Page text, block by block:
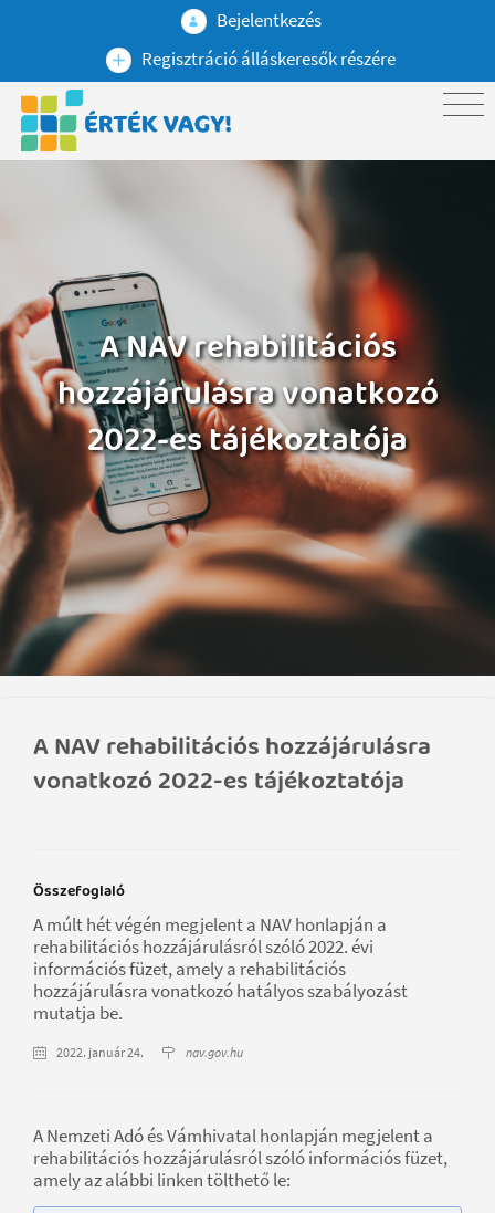
Bejelentkezés
Regisztráció álláskeresők részére
A NAV rehabilitációs
hozzájárulásra vonatkozó
2022-es tájékoztatója
A NAV rehabilitációs hozzájárulásra
vonatkozó 2022-es tájékoztatója
Összefoglaló
A múlt hét végén megjelent a NAV honlapján a
rehabilitációs hozzájárulásról szóló 2022. évi
információs füzet, amely a rehabilitációs
hozzájárulásra vonatkozó hatályos szabályozást
mutatja be.
2022. január 24. nav.gov.hu
A Nemzeti Adó és Vámhivatal honlapján megjelent a
rehabilitációs hozzájárulásról szóló információs füzet,
amely az alábbi linken tölthető le: